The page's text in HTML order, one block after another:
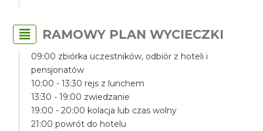
RAMOWY PLAN WYCIECZKI
09:00 zbiórka uczestników, odbiór z hoteli i
pensjonatów
10:00 - 13:30 rejs z lunchem
13:30 - 19:00 zwiedzanie
19:00 - 20:00 kolacja lub czas wolny
21:00 powrót do hotelu